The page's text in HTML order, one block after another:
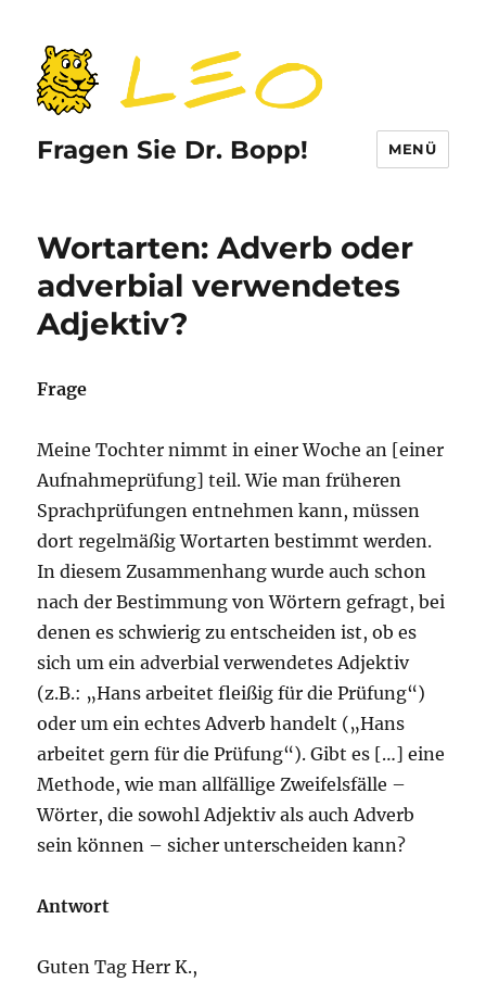
Fragen Sie Dr. Bopp! MENÜ
Wortarten: Adverb oder
adverbial verwendetes
Adjektiv?
Frage
Meine Tochter nimmt in einer Woche an [einer
Aufnahmeprüfung] teil. Wie man früheren
Sprachprüfungen entnehmen kann, müssen
dort regelmäßig Wortarten bestimmt werden.
In diesem Zusammenhang wurde auch schon
nach der Bestimmung von Wörtern gefragt, bei
denen es schwierig zu entscheiden ist, ob es
sich um ein adverbial verwendetes Adjektiv
(z.B.: „Hans arbeitet fleißig für die Prüfung“)
oder um ein echtes Adverb handelt („Hans
arbeitet gern für die Prüfung“). Gibt es […] eine
Methode, wie man allfällige Zweifelsfälle –
Wörter, die sowohl Adjektiv als auch Adverb
sein können – sicher unterscheiden kann?
Antwort
Guten Tag Herr K.,